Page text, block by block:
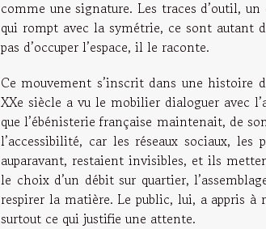
comme une signature. Les traces d’outil,
qui rompt avec la symétrie, ce sont autant
pas d’occuper l’espace, il le raconte.
Ce mouvement s’inscrit dans une histoire
XXe siècle a vu le mobilier dialoguer avec
que l’ébénisterie française maintenait, de
l’accessibilité, car les réseaux sociaux,
auparavant, restaient invisibles, et ils
le choix d’un débit sur quartier,
respirer la matière. Le public, lui, a appris
surtout ce qui justifie une attente.